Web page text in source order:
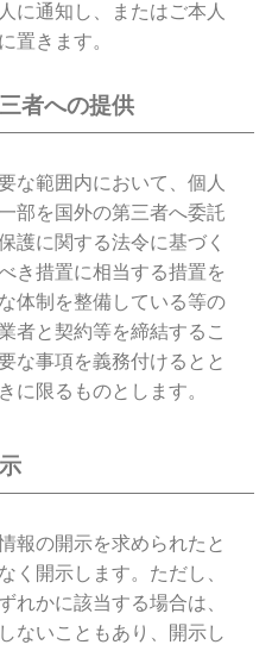
に通知し、またはご本人
置きます。
者への提供
な範囲内において、個人
部を国外の第三者へ委託
護に関する法令に基づく
き措置に相当する措置を
体制を整備している等の
者と契約等を締結するこ
な事項を義務付けるとと
に限るものとします。
報の開示を求められたと
く開示します。ただし、
れかに該当する場合は、
ないこともあり、開示し